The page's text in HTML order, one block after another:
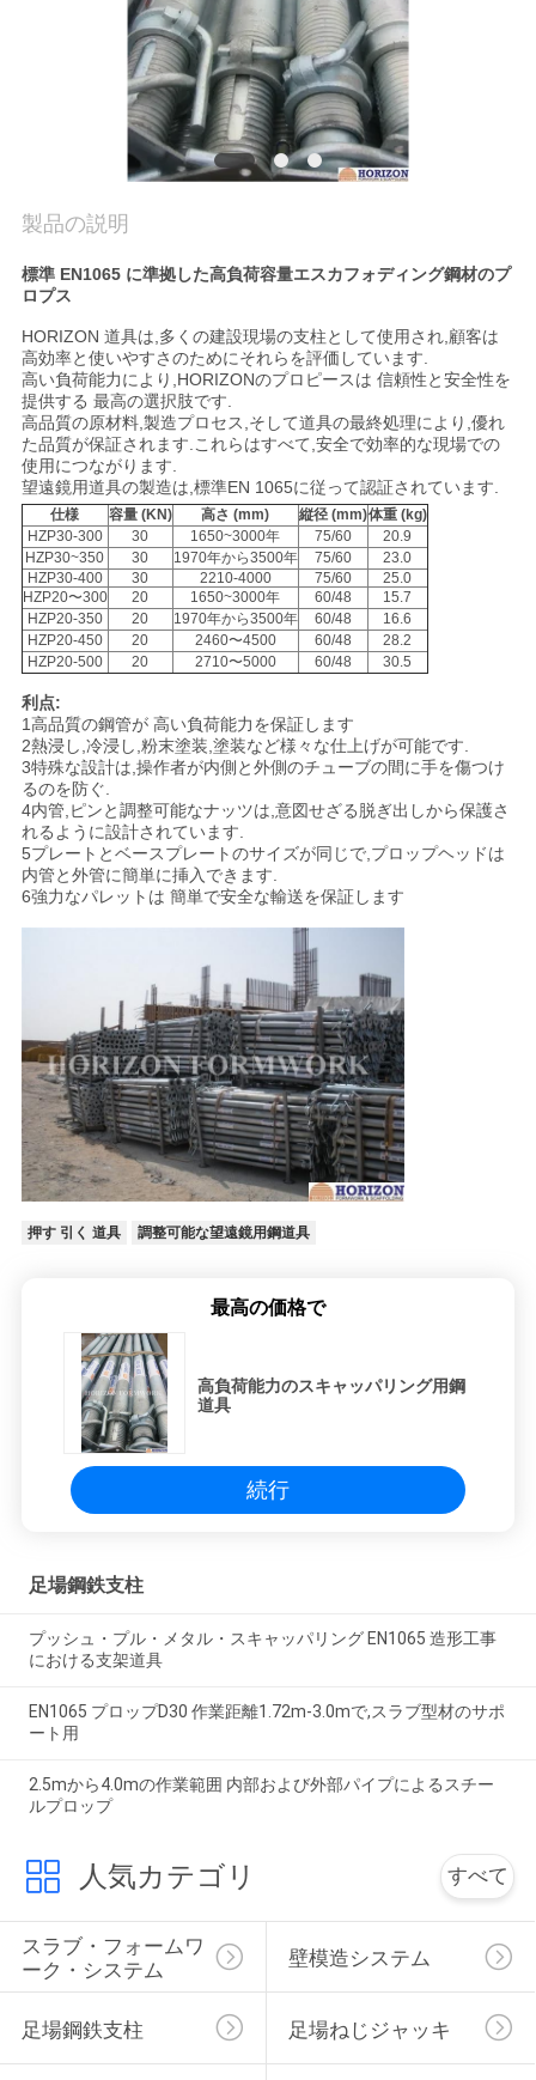
し
な
さ
い
引
用
を
要
求
し
な
さ
い
地
PRIVACY
POLICY
製品の説明
標準 EN1065 に準拠した高負荷容量エスカフォディング鋼材のプ
ロプス
HORIZON 道具は,多くの建設現場の支柱として使用され,顧客は
高効率と使いやすさのためにそれらを評価しています.
高い負荷能力により,HORIZONのプロピースは 信頼性と安全性を
提供する 最高の選択肢です.
高品質の原材料,製造プロセス,そして道具の最終処理により,優れ
た品質が保証されます.これらはすべて,安全で効率的な現場での
使用につながります.
望遠鏡用道具の製造は,標準EN 1065に従って認証されています.
仕様 容量 (KN) 高さ (mm) 縦径 (mm)体重 (kg)
HZP30-300
30 1650~3000年 75/60
20.9
HZP30~350
30 1970年から3500年 75/60
23.0
HZP30-400
30 2210-4000 75/60
25.0
HZP20〜300
20 1650~3000年 60/48
15.7
HZP20-350
20 1970年から3500年 60/48
16.6
HZP20-450
20 2460〜4500 60/48
28.2
HZP20-500
20 2710〜5000 60/48 30.5
利点:
1高品質の鋼管が 高い負荷能力を保証します
2熱浸し,冷浸し,粉末塗装,塗装など様々な仕上げが可能です.
3特殊な設計は,操作者が内側と外側のチューブの間に手を傷つけ
るのを防ぐ.
4内管,ピンと調整可能なナッツは,意図せざる脱ぎ出しから保護さ
れるように設計されています.
5プレートとベースプレートのサイズが同じで,プロップヘッドは
内管と外管に簡単に挿入できます.
6強力なパレットは 簡単で安全な輸送を保証します
押す 引く 道具 調整可能な望遠鏡用鋼道具
最高の価格で
高負荷能力のスキャッパリング用鋼
道具
続行
足場鋼鉄支柱
プッシュ・プル・メタル・スキャッパリング EN1065 造形工事
における支架道具
EN1065 プロップD30 作業距離1.72m-3.0mで,スラブ型材のサポ
ート用
2.5mから4.0mの作業範囲 内部および外部パイプによるスチー
ルプロップ
人気カテゴリ すべて
スラブ・フォームワ
ーク・システム
壁模造システム
足場鋼鉄支柱 足場ねじジャッキ